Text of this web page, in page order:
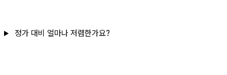
정가 대비 얼마나 저렴한가요?